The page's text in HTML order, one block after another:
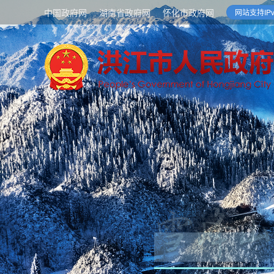
中国政府网 湖南省政府网 怀化市政府网 网站支持